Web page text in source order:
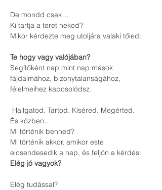
De mondd csak…
Ki tartja a teret neked?
Mikor kérdezte meg utoljára valaki tőled:
Te hogy vagy valójában?
Segítőként nap mint nap mások
fájdalmához, bizonytalanságához,
félelmeihez kapcsolódsz.
Hallgatod. Tartod. Kíséred. Megérted.
És közben…
Mi történik benned?
Mi történik akkor, amikor este
elcsendesedik a nap, és feljön a kérdés:
Elég jó vagyok?
Elég tudással?